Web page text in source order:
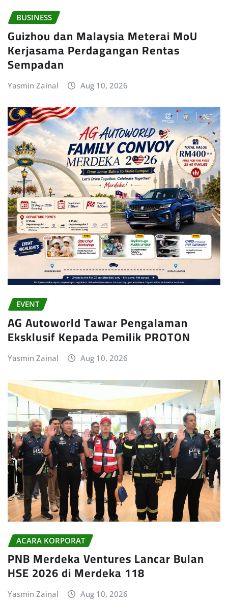
BUSINESS
Guizhou dan Malaysia Meterai MoU
Kerjasama Perdagangan Rentas
Sempadan
Yasmin Zainal Aug 10, 2026
EVENT
AG Autoworld Tawar Pengalaman
Eksklusif Kepada Pemilik PROTON
Yasmin Zainal Aug 10, 2026
ACARA KORPORAT
PNB Merdeka Ventures Lancar Bulan
HSE 2026 di Merdeka 118
Yasmin Zainal Aug 10, 2026